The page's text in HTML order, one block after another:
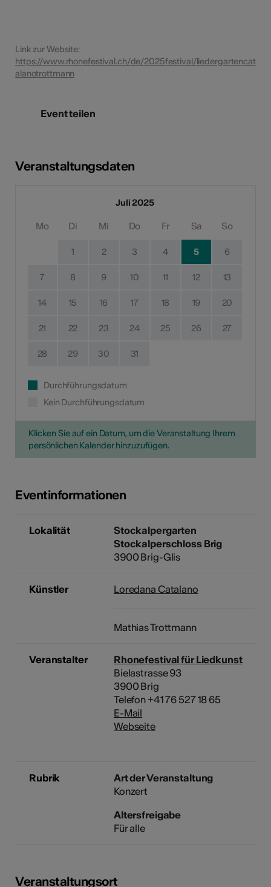
Link zur Website:
https://www.rhonefestival.ch/de/2025festival/liedergartencat
alanotrottmann
Event teilen
Veranstaltungsdaten
Juli 2025
Mo Di Mi Do Fr Sa So
1 2 3 4 5 6
7 8 9 10 11 12 13
14 15 16 17 18 19 20
21 22 23 24 25 26 27
28 29 30 31
Durchführungsdatum
Kein Durchführungsdatum
Klicken Sie auf ein Datum, um die Veranstaltung Ihrem
persönlichen Kalender hinzuzufügen.
Eventinformationen
Lokalität
Stockalpergarten
Stockalperschloss Brig
3900 Brig-Glis
Künstler Loredana Catalano
Mathias Trottmann
Veranstalter
Rhonefestival für Liedkunst
Bielastrasse 93
3900 Brig
Telefon +41 76 527 18 65
E-Mail
Webseite
Rubrik
Art der Veranstaltung
Konzert
Altersfreigabe
Für alle
Veranstaltungsort